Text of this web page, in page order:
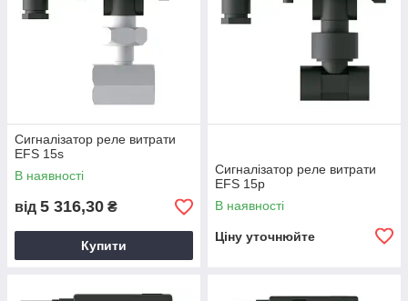
Сигналізатор реле витрати
EFS 15s
В наявності
від 5 316,30 ₴
Купити
Сигналізатор реле витрати
EFS 15p
В наявності
Ціну уточнюйте